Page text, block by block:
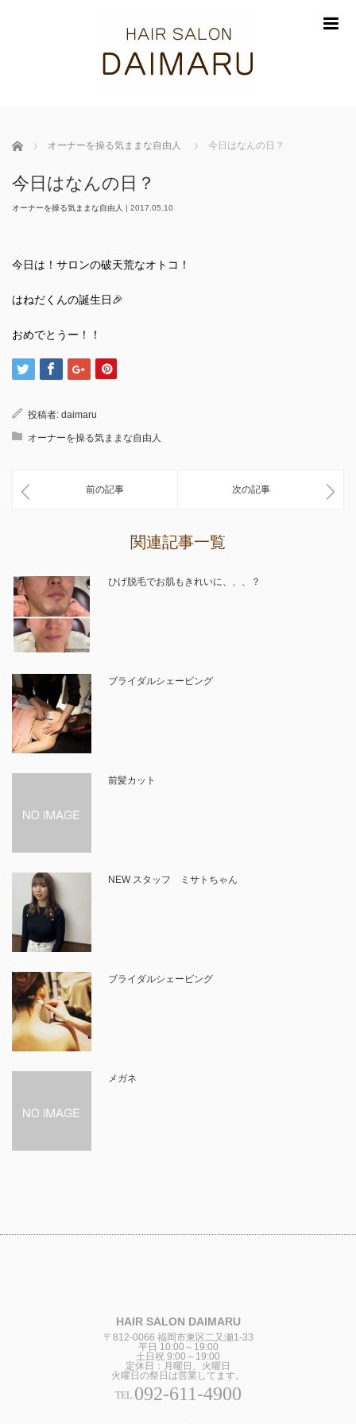
ホーム オーナーを操る気ままな自由人 今日はなんの日？
今日はなんの日？
オーナーを操る気ままな自由人 | 2017.05.10
今日は！サロンの破天荒なオトコ！
はねだくんの誕生日🎉
おめでとうー！！
投稿者: daimaru
オーナーを操る気ままな自由人
前の記事 次の記事
関連記事一覧
ひげ脱毛でお肌もきれいに、、、？
ブライダルシェービング
前髪カット
NEW スタッフ ミサトちゃん
ブライダルシェービング
メガネ
HAIR SALON DAIMARU
〒812-0066 福岡市東区二又瀬1-33
平日 10:00～19:00
土日祝 9:00～19:00
定休日：月曜日、火曜日
火曜日の祭日は営業してます。
TEL.092-611-4900